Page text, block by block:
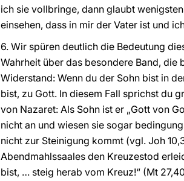
ich sie vollbringe, dann glaubt
einsehen, dass in mir der Vater ist und
6. Wir spüren deutlich die Bedeutung
Wahrheit über das besondere Band, die
Widerstand: Wenn du der Sohn bist in
bist, zu Gott. In diesem Fall sprichst du
von Nazaret: Als Sohn ist er „Gott von
nicht an und wiesen sie sogar
nicht zur Steinigung kommt (vgl. Joh
Abendmahlssaales den Kreuzestod
bist, … steig herab vom Kreuz!“ (Mt